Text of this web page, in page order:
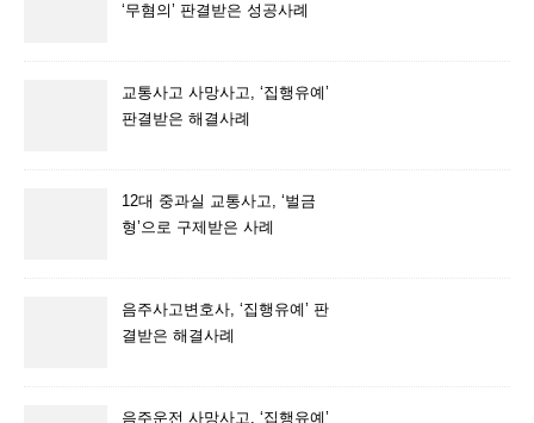
‘무혐의’ 판결받은 성공사례
교통사고 사망사고, ‘집행유예’
판결받은 해결사례
12대 중과실 교통사고, ‘벌금
형’으로 구제받은 사례
음주사고변호사, ‘집행유예’ 판
결받은 해결사례
음주운전 사망사고, ‘집행유예’